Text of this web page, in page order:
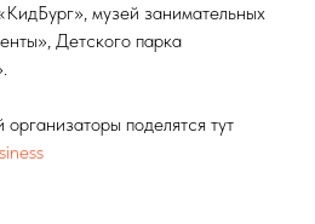
музей занимательных
Детского парка
поделятся тут